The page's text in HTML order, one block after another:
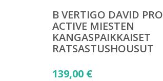
B VERTIGO DAVID PRO
ACTIVE MIESTEN
KANGASPAIKKAISET
RATSASTUSHOUSUT
139,00 €